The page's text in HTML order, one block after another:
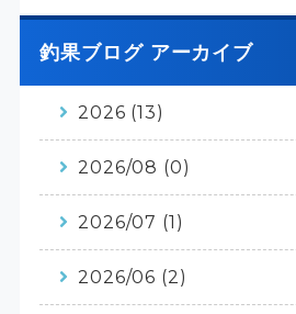
釣果ブログ アーカイブ
2026 (13)
2026/08 (0)
2026/07 (1)
2026/06 (2)